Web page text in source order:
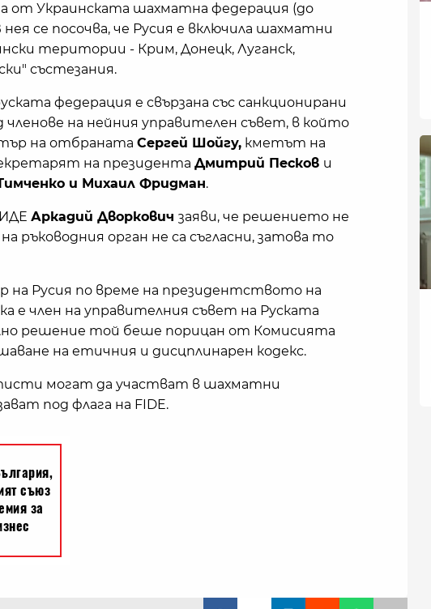
от Украинската шахматна федерация (до
се посочва, че Русия е включила шахматни
територии - Крим, Донецк, Луганск,
състезания.
федерация е свързана със санкционирани
на нейния управителен съвет, в който
на отбраната Сергей Шойгу, кметът на
на президента Дмитрий Песков и
и Михаил Фридман.
Аркадий Дворкович заяви, че решението не
ръководния орган не са съгласни, затова то
на Русия по време на президентството на
е член на управителния съвет на Руската
решение той беше порицан от Комисията
на етичния и дисцплинарен кодекс.
могат да участват в шахматни
под флага на FIDE.